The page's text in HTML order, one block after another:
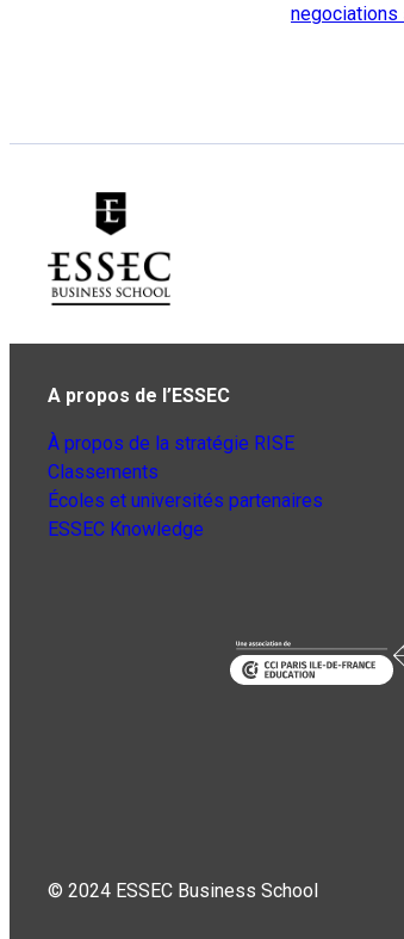
negociations
A propos de l’ESSEC
À propos de la stratégie RISE
Classements
Écoles et universités partenaires
ESSEC Knowledge
© 2024 ESSEC Business School